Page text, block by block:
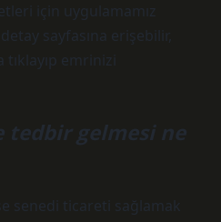
için uygulamamız
sayfasına erişebilir,
tıklayıp emrinizi
tedbir gelmesi ne
senedi ticareti sağlamak